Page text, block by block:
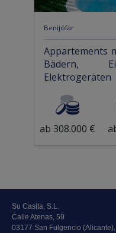
Benijófar
Appartements
Bädern,
ab 308.000 €
Su Casita, S.L.
Calle Atenas, 59
03177 San Fulgencio